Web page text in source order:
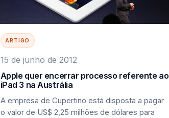
ARTIGO
15 de junho de 2012
Apple quer encerrar processo referente ao
iPad 3 na Austrália
A empresa de Cupertino está disposta a pagar
o valor de US$ 2,25 milhões de dólares para